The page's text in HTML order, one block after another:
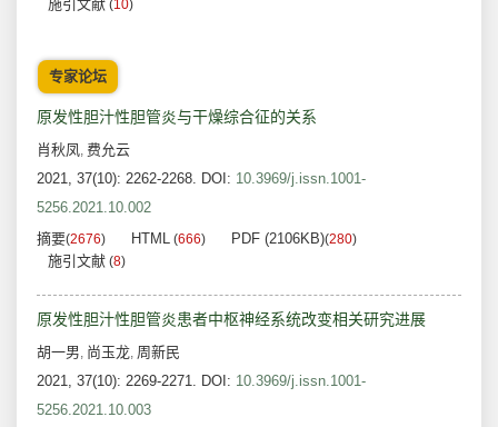
施引文献 (10)
专家论坛
原发性胆汁性胆管炎与干燥综合征的关系
肖秋凤, 费允云
2021, 37(10): 2262-2268. DOI: 10.3969/j.issn.1001-
5256.2021.10.002
摘要(2676) HTML (666) PDF (2106KB)(280)
施引文献 (8)
原发性胆汁性胆管炎患者中枢神经系统改变相关研究进展
胡一男, 尚玉龙, 周新民
2021, 37(10): 2269-2271. DOI: 10.3969/j.issn.1001-
5256.2021.10.003